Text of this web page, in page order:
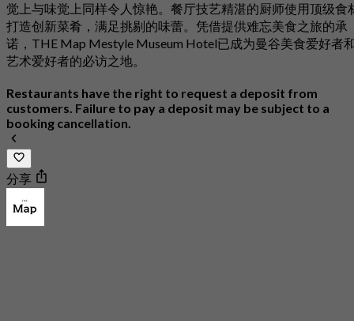
觉上与味觉上同样令人惊艳。餐厅技艺精湛的厨师使用顶级食
打造创新菜肴，满足挑剔的味蕾。凭借提供难忘美食之旅的承
诺，THE Map Mestyle Museum Hotel已成为曼谷美食爱好者
艺术爱好者的必访之地。
Restaurants have the right to request a deposit from
customers. Failure to pay a deposit may be subject to a
booking cancellation.
分享